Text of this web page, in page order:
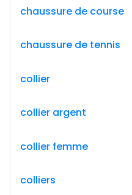
chaussure de course
chaussure de tennis
collier
collier argent
collier femme
colliers